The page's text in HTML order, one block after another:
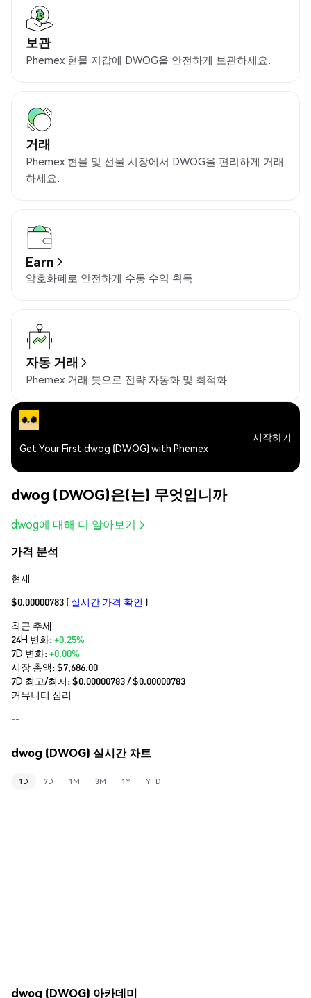
보관
Phemex 현물 지갑에 DWOG을 안전하게 보관하세요.
거래
Phemex 현물 및 선물 시장에서 DWOG을 편리하게 거래
하세요.
Earn
암호화폐로 안전하게 수동 수익 획득
자동 거래
Phemex 거래 봇으로 전략 자동화 및 최적화
Get Your First dwog (DWOG) with Phemex
시작하기
dwog (DWOG)은(는) 무엇입니까
dwog에 대해 더 알아보기
가격 분석
현재
$0.00000783 ( 실시간 가격 확인 )
최근 추세
24H 변화:+0.25%
7D 변화:+0.00%
시장 총액:$7,686.00
7D 최고/최저: $0.00000783/ $0.00000783
커뮤니티 심리
--
dwog (DWOG) 실시간 차트
1D 7D 1M 3M 1Y YTD
dwog (DWOG) 아카데미